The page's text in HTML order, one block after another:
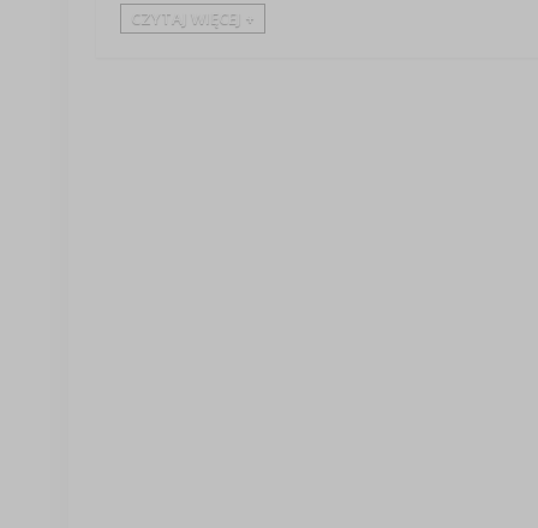
CZYTAJ WIĘCEJ +